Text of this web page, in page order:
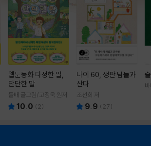
웹툰동화 다정한 말,
단단한 말
돌배 글그림/고정욱 원저
10.0 ( 2)
나이 60, 생판 남들과
산다
조선희 저
9.9 ( 27)